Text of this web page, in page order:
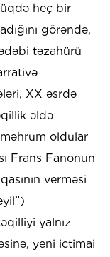
heç bir
görəndə,
təzahürü
XX əsrdə
əldə
oldular
Frans Fanonun
verməsi
yalnız
yeni ictimai